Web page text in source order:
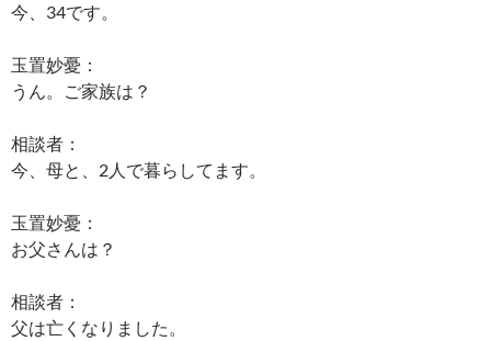
今、34です。
玉置妙憂：
うん。ご家族は？
相談者：
今、母と、2人で暮らしてます。
玉置妙憂：
お父さんは？
相談者：
父は亡くなりました。